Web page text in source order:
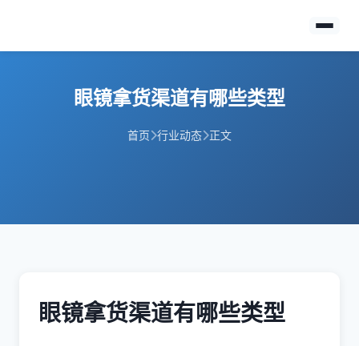
眼镜拿货渠道有哪些类型
首页 行业动态 正文
眼镜拿货渠道有哪些类型